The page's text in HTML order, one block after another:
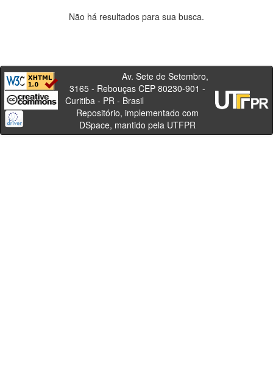
Não há resultados para sua busca.
Av. Sete de Setembro,
3165 - Rebouças CEP 80230-901 -
Curitiba - PR - Brasil
Repositório, implementado com
DSpace, mantido pela UTFPR